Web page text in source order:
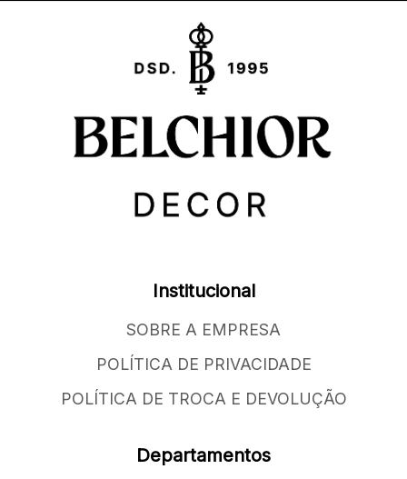
Institucional
SOBRE A EMPRESA
POLÍTICA DE PRIVACIDADE
POLÍTICA DE TROCA E DEVOLUÇÃO
Departamentos